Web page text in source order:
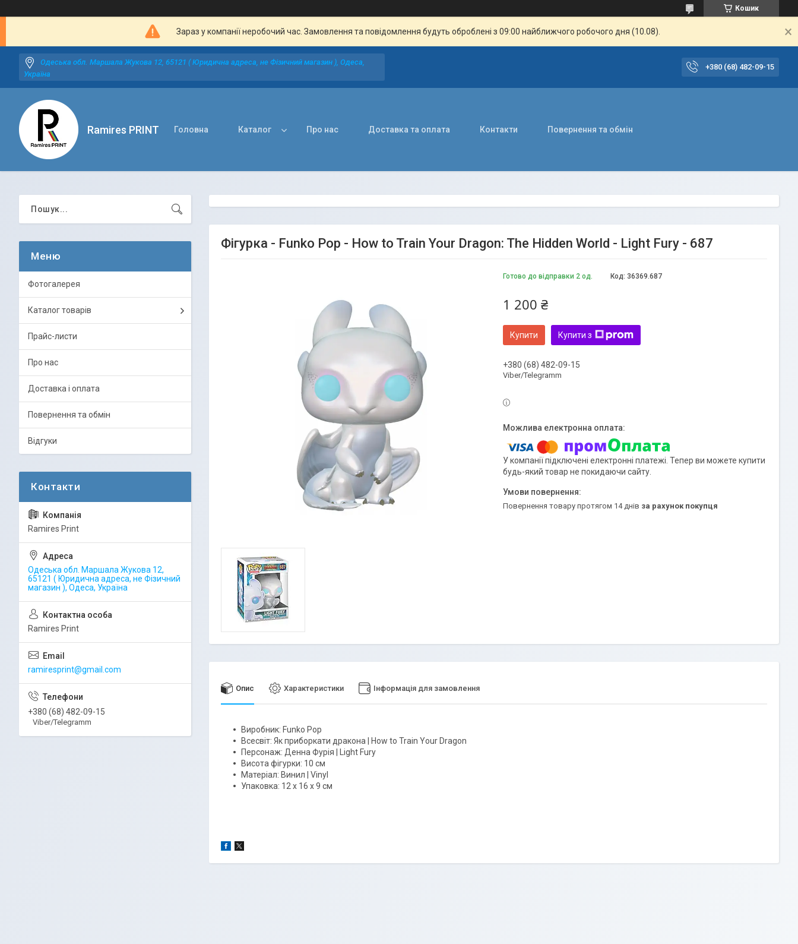
Кошик
Зараз у компанії неробочий час. Замовлення та повідомлення будуть оброблені з 09:00 найближчого робочого дня (10.08).
Одеська обл. Маршала Жукова 12, 65121 ( Юридична адреса, не Фізичний магазин ), Одеса,
Україна
+380 (68) 482-09-15
Ramires PRINT Головна Каталог Про нас Доставка та оплата Контакти Повернення та обмін
Фігурка - Funko Pop - How to Train Your Dragon: The Hidden World - Light Fury - 687
Готово до відправки 2 од. Код: 36369.687
1 200 ₴
Купити Купити з
+380 (68) 482-09-15
Viber/Telegramm
У компанії підключені електронні платежі. Тепер ви можете купити
будь-який товар не покидаючи сайту.
повернення товару протягом 14 днів за рахунок покупця
Опис Характеристики Інформація для замовлення
Виробник: Funko Pop
Всесвіт: Як приборкати дракона | How to Train Your Dragon
Персонаж: Денна Фурія | Light Fury
Висота фігурки: 10 см
Матеріал: Винил | Vinyl
Упаковка: 12 x 16 x 9 см
Фотогалерея
Каталог товарів
Прайс-листи
Про нас
Доставка і оплата
Повернення та обмін
Відгуки
Ramires Print
Одеська обл. Маршала Жукова 12,
65121 ( Юридична адреса, не Фізичний
магазин ), Одеса, Україна
Ramires Print
ramiresprint@gmail.com
+380 (68) 482-09-15
Viber/Telegramm